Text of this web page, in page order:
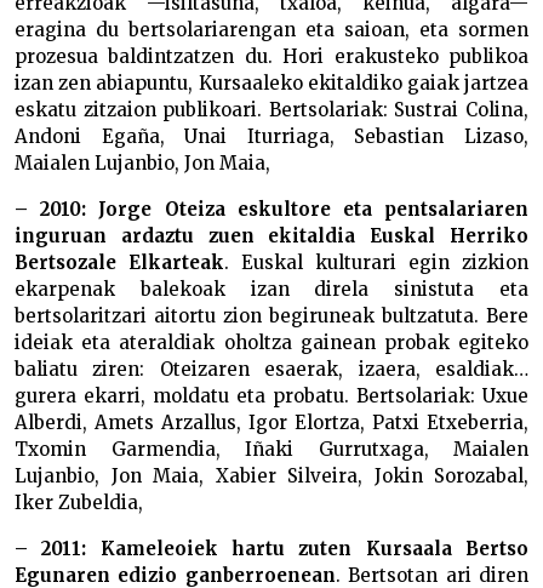
eragina du bertsolariarengan eta saioan, eta sormen
prozesua baldintzatzen du. Hori erakusteko publikoa
izan zen abiapuntu, Kursaaleko ekitaldiko gaiak jartzea
eskatu zitzaion publikoari. Bertsolariak: Sustrai Colina,
Andoni Egaña, Unai Iturriaga, Sebastian Lizaso,
Maialen Lujanbio, Jon Maia,
– 2010: Jorge Oteiza eskultore eta pentsalariaren
inguruan ardaztu zuen ekitaldia Euskal Herriko
Bertsozale Elkarteak. Euskal kulturari egin zizkion
ekarpenak balekoak izan direla sinistuta eta
bertsolaritzari aitortu zion begiruneak bultzatuta. Bere
ideiak eta ateraldiak oholtza gainean probak egiteko
baliatu ziren: Oteizaren esaerak, izaera, esaldiak…
gurera ekarri, moldatu eta probatu. Bertsolariak: Uxue
Alberdi, Amets Arzallus, Igor Elortza, Patxi Etxeberria,
Txomin Garmendia, Iñaki Gurrutxaga, Maialen
Lujanbio, Jon Maia, Xabier Silveira, Jokin Sorozabal,
Iker Zubeldia,
– 2011: Kameleoiek hartu zuten Kursaala Bertso
Egunaren edizio ganberroenean. Bertsotan ari diren